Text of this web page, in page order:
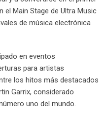
el Main Stage de Ultra Music
de música electrónica
en eventos
para artistas
los hitos más destacados
Garrix, considerado
uno del mundo.